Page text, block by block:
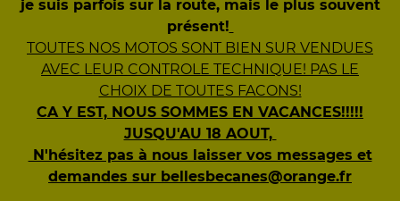
je suis parfois sur la route, mais le plus souvent
présent!
TOUTES NOS MOTOS SONT BIEN SUR VENDUES
AVEC LEUR CONTROLE TECHNIQUE! PAS LE
CHOIX DE TOUTES FACONS!
CA Y EST, NOUS SOMMES EN VACANCES!!!!!
JUSQU'AU 18 AOUT,
N'hésitez pas à nous laisser vos messages et
demandes sur bellesbecanes@orange.fr